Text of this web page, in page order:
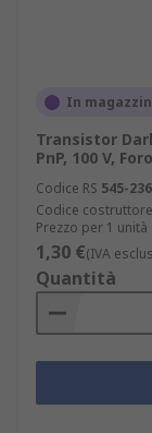
In
Transistor
PnP, 100 V,
Codice RS 545-
Codice costruttore
Prezzo per 1 unità
1,30 €(IVA
Quantità